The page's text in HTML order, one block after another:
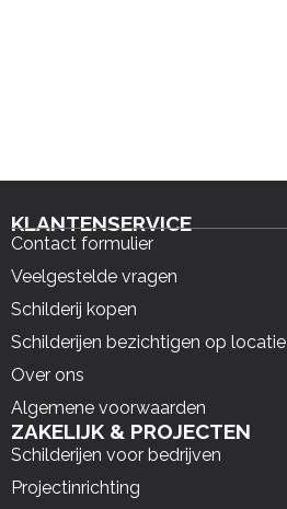
KLANTENSERVICE
Contact formulier
Veelgestelde vragen
Schilderij kopen
Schilderijen bezichtigen op locatie
Over ons
Algemene voorwaarden
ZAKELIJK & PROJECTEN
Schilderijen voor bedrijven
Projectinrichting